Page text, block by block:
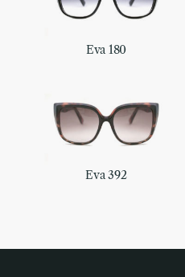
Eva 180
Eva 392